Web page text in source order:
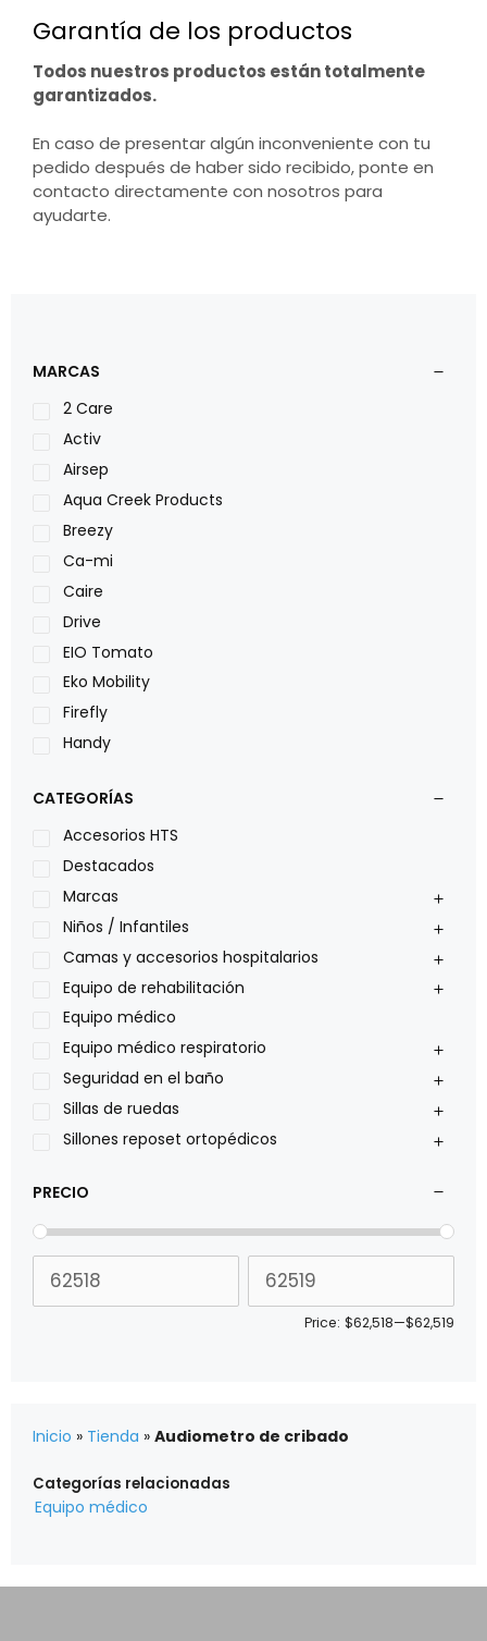
Garantía de los productos
Todos nuestros productos están totalmente
garantizados.
En caso de presentar algún inconveniente con tu
pedido después de haber sido recibido, ponte en
contacto directamente con nosotros para
ayudarte.
MARCAS
2 Care
Activ
Airsep
Aqua Creek Products
Breezy
Ca-mi
Caire
Drive
EIO Tomato
Eko Mobility
Firefly
Handy
Leggero
Lumex
Medical Store
Nidek
Oxiplus
Philips
Pride
Roho
Sillas de ruedas Everest Jennings
Stealth products
Xiehe Medical
CATEGORÍAS
Accesorios HTS
Destacados
Marcas
Niños / Infantiles
Camas y accesorios hospitalarios
Equipo de rehabilitación
Equipo médico
Equipo médico respiratorio
Seguridad en el baño
Sillas de ruedas
Sillones reposet ortopédicos
PRECIO
Price: $62,518—$62,519
Inicio » Tienda » Audiometro de cribado
Categorías relacionadas
Equipo médico